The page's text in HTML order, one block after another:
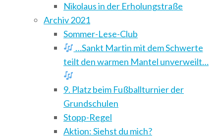
Nikolaus in der Erholungstraße
Archiv 2021
Sommer-Lese-Club
…Sankt Martin mit dem Schwerte
teilt den warmen Mantel unverweilt…
9. Platz beim Fußballturnier der
Grundschulen
Stopp-Regel
Aktion: Siehst du mich?